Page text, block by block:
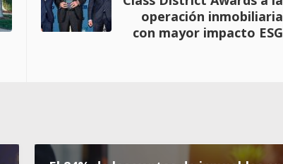
operación inmobiliaria
con mayor impacto ESG